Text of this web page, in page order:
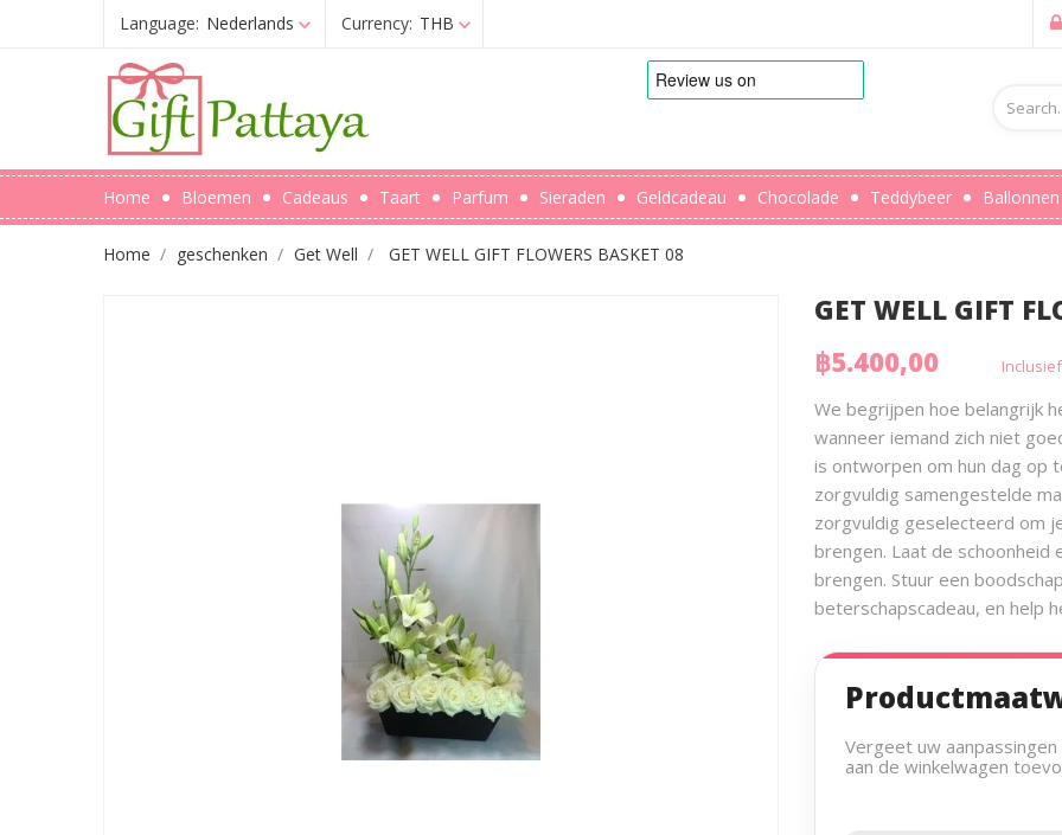
Language: Nederlands Currency: THB
Home Bloemen Cadeaus Taart Parfum Sieraden Geldcadeau Chocolade Teddybeer Ballonnen
Home geschenken Get Well GET WELL GIFT FLOWERS BASKET 08
GET WELL GIFT
฿5.400,00
We begrijpen hoe belangrijk
wanneer iemand zich niet
is ontworpen om hun dag op
zorgvuldig samengestelde
zorgvuldig geselecteerd om
brengen. Laat de
brengen. Stuur een
beterschapscadeau, en help
Vergeet uw
aan de winkelwagen